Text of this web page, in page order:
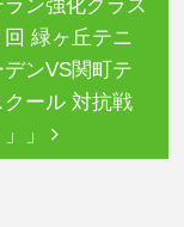
ラン強化クラス
回 緑ヶ丘テニ
デンVS関町テ
クール 対抗戦
」」